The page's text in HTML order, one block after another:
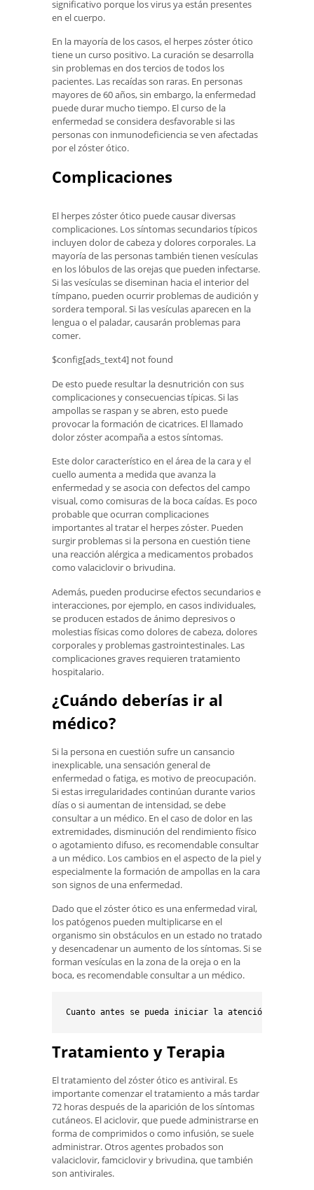
significativo porque los virus ya están presentes
en el cuerpo.
En la mayoría de los casos, el herpes zóster ótico
tiene un curso positivo. La curación se desarrolla
sin problemas en dos tercios de todos los
pacientes. Las recaídas son raras. En personas
mayores de 60 años, sin embargo, la enfermedad
puede durar mucho tiempo. El curso de la
enfermedad se considera desfavorable si las
personas con inmunodeficiencia se ven afectadas
por el zóster ótico.
Complicaciones
El herpes zóster ótico puede causar diversas
complicaciones. Los síntomas secundarios típicos
incluyen dolor de cabeza y dolores corporales. La
mayoría de las personas también tienen vesículas
en los lóbulos de las orejas que pueden infectarse.
Si las vesículas se diseminan hacia el interior del
tímpano, pueden ocurrir problemas de audición y
sordera temporal. Si las vesículas aparecen en la
lengua o el paladar, causarán problemas para
comer.
$config[ads_text4] not found
De esto puede resultar la desnutrición con sus
complicaciones y consecuencias típicas. Si las
ampollas se raspan y se abren, esto puede
provocar la formación de cicatrices. El llamado
dolor zóster acompaña a estos síntomas.
Este dolor característico en el área de la cara y el
cuello aumenta a medida que avanza la
enfermedad y se asocia con defectos del campo
visual, como comisuras de la boca caídas. Es poco
probable que ocurran complicaciones
importantes al tratar el herpes zóster. Pueden
surgir problemas si la persona en cuestión tiene
una reacción alérgica a medicamentos probados
como valaciclovir o brivudina.
Además, pueden producirse efectos secundarios e
interacciones, por ejemplo, en casos individuales,
se producen estados de ánimo depresivos o
molestias físicas como dolores de cabeza, dolores
corporales y problemas gastrointestinales. Las
complicaciones graves requieren tratamiento
hospitalario.
¿Cuándo deberías ir al
médico?
Si la persona en cuestión sufre un cansancio
inexplicable, una sensación general de
enfermedad o fatiga, es motivo de preocupación.
Si estas irregularidades continúan durante varios
días o si aumentan de intensidad, se debe
consultar a un médico. En el caso de dolor en las
extremidades, disminución del rendimiento físico
o agotamiento difuso, es recomendable consultar
a un médico. Los cambios en el aspecto de la piel y
especialmente la formación de ampollas en la cara
son signos de una enfermedad.
Dado que el zóster ótico es una enfermedad viral,
los patógenos pueden multiplicarse en el
organismo sin obstáculos en un estado no tratado
y desencadenar un aumento de los síntomas. Si se
forman vesículas en la zona de la oreja o en la
boca, es recomendable consultar a un médico.
Tratamiento y Terapia
El tratamiento del zóster ótico es antiviral. Es
importante comenzar el tratamiento a más tardar
72 horas después de la aparición de los síntomas
cutáneos. El aciclovir, que puede administrarse en
forma de comprimidos o como infusión, se suele
administrar. Otros agentes probados son
valaciclovir, famciclovir y brivudina, que también
son antivirales.